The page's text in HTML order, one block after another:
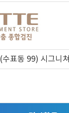
표동 99) 시그니